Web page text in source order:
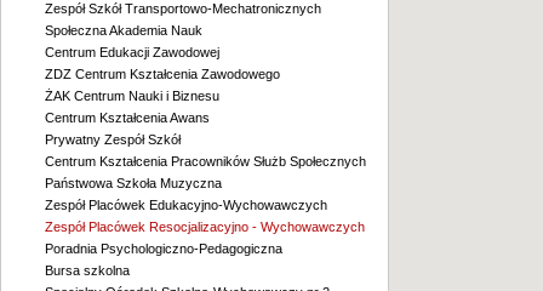
Zespół Szkół Transportowo-Mechatronicznych
Społeczna Akademia Nauk
Centrum Edukacji Zawodowej
ZDZ Centrum Kształcenia Zawodowego
ŻAK Centrum Nauki i Biznesu
Centrum Kształcenia Awans
Prywatny Zespół Szkół
Centrum Kształcenia Pracowników Służb Społecznych
Państwowa Szkoła Muzyczna
Zespół Placówek Edukacyjno-Wychowawczych
Zespół Placówek Resocjalizacyjno - Wychowawczych
Poradnia Psychologiczno-Pedagogiczna
Bursa szkolna